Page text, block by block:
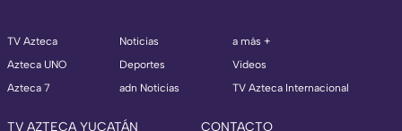
TV Azteca
Azteca UNO
Azteca 7
Noticias
Deportes
adn Noticias
a más +
Videos
TV Azteca Internacional
TV AZTECA YUCATÁN CONTACTO